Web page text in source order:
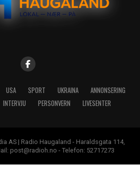
USA SPORT UKRAINA
ANNONSERING
INTERVJU PERSONVERN LIVESENTER
AS | Radio Haugaland - Haraldsgata 114,
post@radioh.no - Telefon: 52717273